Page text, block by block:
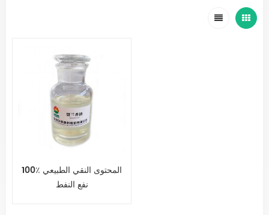
100٪ المحتوى النقي الطبيعي
نفع النفط